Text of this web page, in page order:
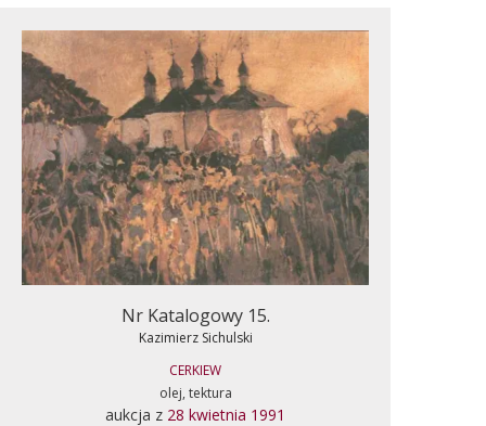
Nr Katalogowy 15.
Kazimierz Sichulski
CERKIEW
olej, tektura
aukcja z 28 kwietnia 1991